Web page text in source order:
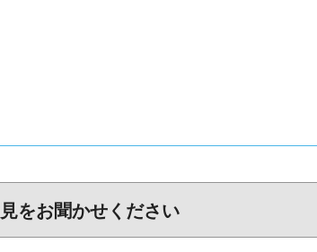
をお聞かせください